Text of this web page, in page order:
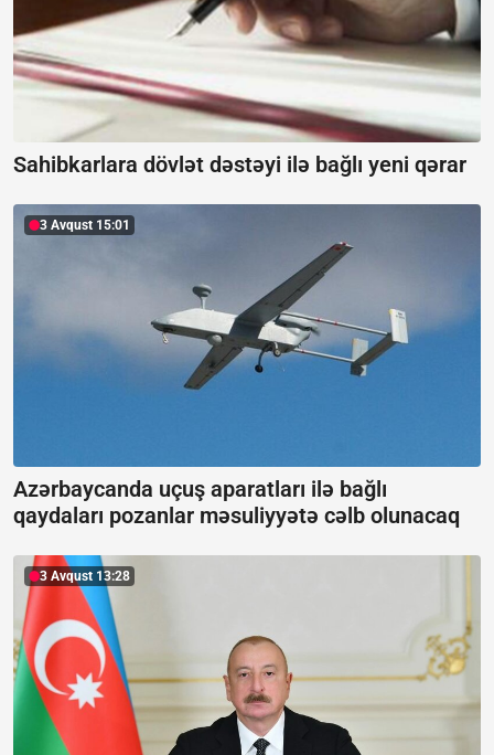
Sahibkarlara dövlət dəstəyi ilə bağlı yeni qərar
3 Avqust 15:01
Azərbaycanda uçuş aparatları ilə bağlı
qaydaları pozanlar məsuliyyətə cəlb olunacaq
3 Avqust 13:28